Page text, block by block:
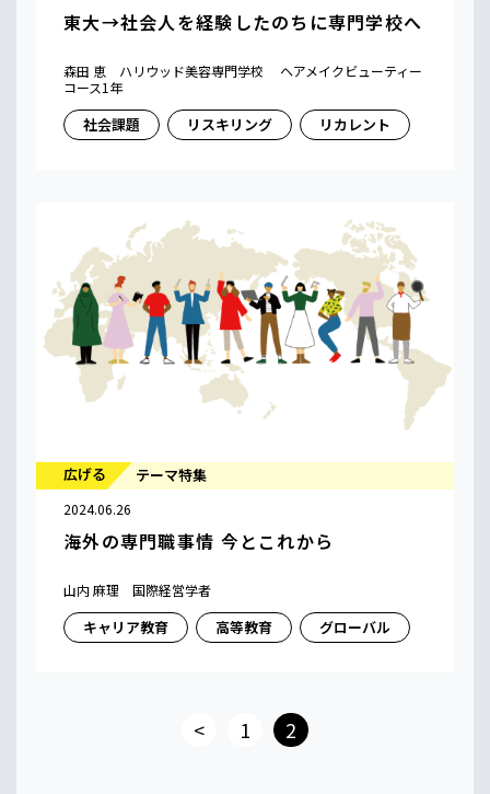
東大→社会人を経験したのちに専門学校へ
森田 恵 ハリウッド美容専門学校 ヘアメイクビューティー
コース1年
社会課題 リスキリング リカレント
広げる テーマ特集
2024.06.26
海外の専門職事情 今とこれから
山内 麻理 国際経営学者
キャリア教育 高等教育 グローバル
< 1 2